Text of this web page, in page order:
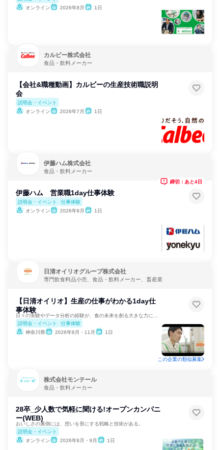
オンライン
2026年8月 1日
カルビー株式会社
食品・飲料メーカー
【会社&職種動画】カルビーの生産技術職説明
会
説明会・イベント
オンライン
2026年7月 1日
伊藤ハム株式会社
食品・飲料メーカー
伊藤ハム 営業職1day仕事体験
説明会・イベント
仕事体験
オンライン
2026年9月 1日
締切：あと4日
日清オイリオグループ株式会社
専門飲食料品小売、食品・飲料メーカー、畜産業
【日清オイリオ】生産の仕事がわかる1day仕
事体験
説明会・イベント
仕事体験
神奈川県
2026年8月・11月 1日
この企業の類似募集
株式会社モンテール
食品・飲料メーカー
28卒_少人数で気軽に聞ける!オープンカンパニ
ー(WEB)
おいしさの裏側には、想いを形にする戦略と技術がある。
説明会・イベント
オンライン
2026年8月・9月 1日